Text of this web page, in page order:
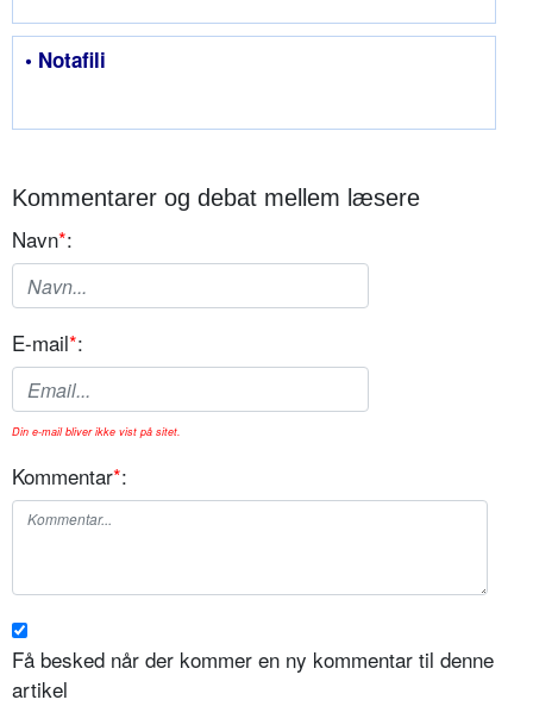
• Notafili
Kommentarer og debat mellem læsere
Navn*:
E-mail*:
Din e-mail bliver ikke vist på sitet.
Kommentar*:
Få besked når der kommer en ny kommentar til denne
artikel